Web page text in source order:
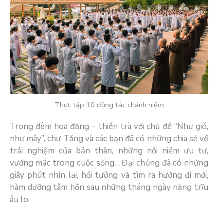
Thực tập 10 động tác chánh niệm
Trong đêm hoa đăng – thiền trà với chủ đề “Như gió,
như mây”, chư Tăng và các bạn đã có những chia sẻ về
trải nghiệm của bản thân, những nỗi niềm ưu tư,
vướng mắc trong cuộc sống… Đại chúng đã có những
giây phút nhìn lại, hồi tưởng và tìm ra hướng đi mới,
hàm dưỡng tâm hồn sau những tháng ngày nặng trĩu
âu lo.